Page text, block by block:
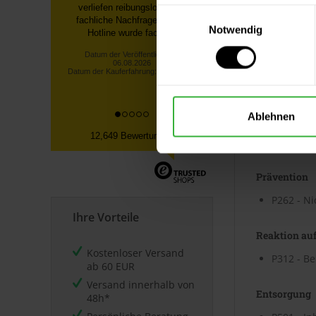
Einwilligungsauswahl
Notwendig
Ablehnen
schnell geliefert. Brillux Superlux
3000 weiss ist Qualitativ sehr
hoch...
Datum der Veröffentlichung:
06.08.2026
12,649 Bewertungen
Ihre Vorteile
Kostenloser Versand
ab 60 EUR
Versand innerhalb von
48h*
P102 -
Prävention
P262 -
Reaktion
P312 -
Entsorgung